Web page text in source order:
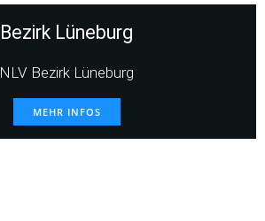
Bezirk Lüneburg
NLV Bezirk Lüneburg
MEHR INFOS